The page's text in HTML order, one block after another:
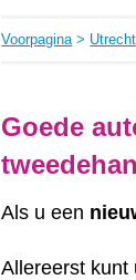
Voorpagina> Utrecht
Goede
Als u een
Allereerst kunt